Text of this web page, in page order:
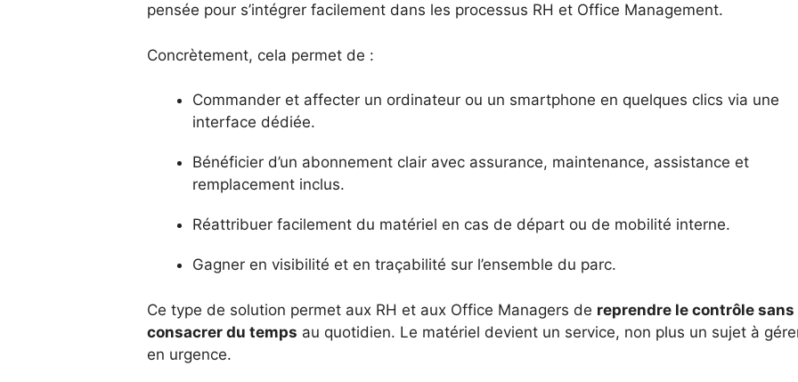
pensée pour s’intégrer facilement dans les processus RH et Office Management.
Concrètement, cela permet de :
Commander et affecter un ordinateur ou un smartphone en quelques clics via une
interface dédiée.
Bénéficier d’un abonnement clair avec assurance, maintenance, assistance et
remplacement inclus.
Réattribuer facilement du matériel en cas de départ ou de mobilité interne.
Gagner en visibilité et en traçabilité sur l’ensemble du parc.
Ce type de solution permet aux RH et aux Office Managers de reprendre le contrôle sans
consacrer du temps au quotidien. Le matériel devient un service, non plus un sujet à
en urgence.